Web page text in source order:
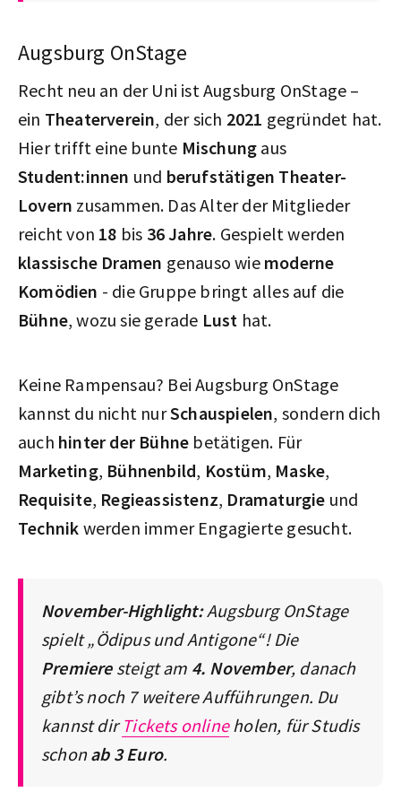
Augsburg OnStage
Recht neu an der Uni ist Augsburg OnStage –
ein Theaterverein, der sich 2021 gegründet hat.
Hier trifft eine bunte Mischung aus
Student:innen und berufstätigen Theater-
Lovern zusammen. Das Alter der Mitglieder
reicht von 18 bis 36 Jahre. Gespielt werden
klassische Dramen genauso wie moderne
Komödien - die Gruppe bringt alles auf die
Bühne, wozu sie gerade Lust hat.
Keine Rampensau? Bei Augsburg OnStage
kannst du nicht nurSchauspielen, sondern dich
auch hinter der Bühne betätigen. Für
Marketing, Bühnenbild, Kostüm, Maske,
Requisite, Regieassistenz, Dramaturgie und
Technik werden immer Engagierte gesucht.
November-Highlight:Augsburg OnStage
spielt „Ödipus und Antigone“! Die
Premieresteigt am 4. November, danach
gibt’s noch 7 weitere Aufführungen. Du
kannst dirTickets onlineholen, für Studis
schonab 3 Euro.